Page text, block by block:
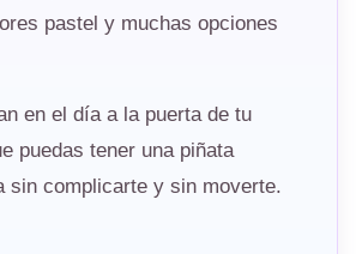
pastel y muchas opciones
en el día a la puerta de tu
puedas tener una piñata
sin complicarte y sin moverte.